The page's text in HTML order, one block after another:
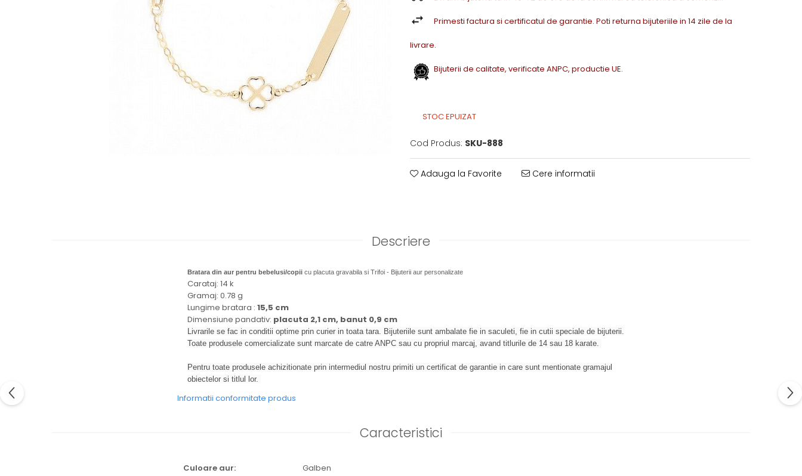
Primesti factura si certificatul de garantie. Poti returna bijuteriile in 14 zile de la
livrare.
Bijuterii de calitate, verificate ANPC, productie UE.
STOC EPUIZAT
Cod Produs: SKU-888
Adauga la Favorite Cere informatii
Descriere
Bratara din aur pentru bebelusi/copiicu placuta gravabila si Trifoi - Bijuterii aur personalizate
Carataj: 14 k
Gramaj: 0.78 g
Lungime bratara : 15,5 cm
Dimensiune pandativ: placuta 2,1 cm, banut 0,9 cm
Livrarile se fac in conditii optime prin curier in toata tara. Bijuteriile sunt ambalate fie in saculeti, fie in cutii speciale de bijuterii.
Toate produsele comercializate sunt marcate de catre ANPC sau cu propriul marcaj, avand titlurile de 14 sau 18 karate.
Pentru toate produsele achizitionate prin intermediul nostru primiti un certificat de garantie in care sunt mentionate gramajul
obiectelor si titlul lor.
Informatii conformitate produs
Caracteristici
Culoare aur:
Galben